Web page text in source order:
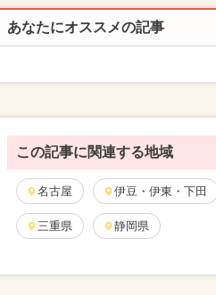
あなたにオススメの記事
この記事に関連する地域
名古屋 伊豆・伊東・下田
三重県 静岡県